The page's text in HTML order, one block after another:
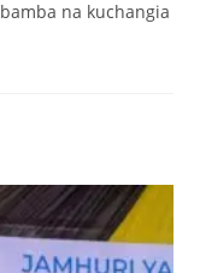
na kuchangia